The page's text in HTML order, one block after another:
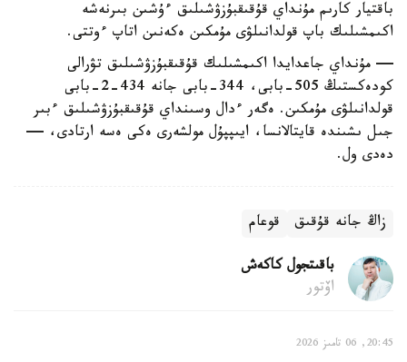
باقتيار كارىم مۇنداي قۇقىقبۇزۋشىلىق ءۇشىن بىرنەشە
اكىمشىلىك باپ قولدانىلۋى مۇمكىن ەكەنىن اتاپ ءوتتى.
— مۇنداي جاعدايدا اكىمشىلىك قۇقىقبۇزۋشىلىق تۋرالى
كودەكستىڭ 505-بابى، 344-بابى جانە 434-2-بابى
قولدانىلۋى مۇمكىن. ەگەر ءدال وسىنداي قۇقىقبۇزۋشىلىق ءبىر
جىل ىشىندە قايتالانسا، ايىپپۇل مولشەرى ەكى ەسە ارتادى، —
دەدى ول.
زاڭ جانە قۇقىق قوعام
باقىتجول كاكەش
اۆتور
20:45, 06 تامىز 2026